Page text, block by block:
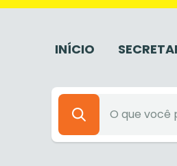
INÍCIO